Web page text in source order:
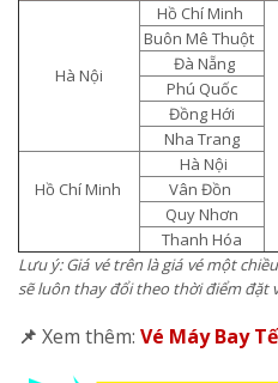
Hà Nội
Hồ Chí Minh
Buôn Mê Thuột
Đà Nẵng
Phú Quốc
Đồng Hới
Nha Trang
Hồ Chí Minh
Hà Nội
Vân Đồn
Quy Nhơn
Thanh Hóa
Lưu ý: Giá vé trên là giá vé một
sẽ luôn thay đổi theo thời điểm đặt
📌 Xem thêm: Vé Máy Bay